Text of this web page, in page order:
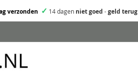
verzonden ✓ 14 dagen niet goed -geld terug